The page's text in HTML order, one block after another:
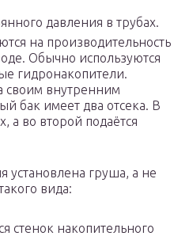
давления в трубах.
на производительность
Обычно используются
гидронакопители.
своим внутренним
бак имеет два отсека. В
а во второй подаётся
установлена груша, а не
вида:
стенок накопительного